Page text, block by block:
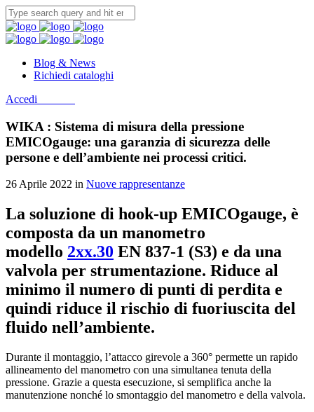
Blog & News
Richiedi cataloghi
Accedi
WIKA : Sistema di misura della pressione
EMICOgauge: una garanzia di sicurezza delle
persone e dell’ambiente nei processi critici.
26 Aprile 2022 in Nuove rappresentanze
La soluzione di hook-up EMICOgauge, è
composta da un manometro
modello 2xx.30 EN 837-1 (S3) e da una
valvola per strumentazione. Riduce al
minimo il numero di punti di perdita e
quindi riduce il rischio di fuoriuscita del
fluido nell’ambiente.
Durante il montaggio, l’attacco girevole a 360° permette un rapido
allineamento del manometro con una simultanea tenuta della
pressione. Grazie a questa esecuzione, si semplifica anche la
manutenzione nonché lo smontaggio del manometro e della valvola.